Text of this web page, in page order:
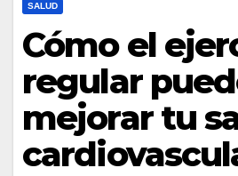
SALUD
Cómo el
regular
mejorar tu